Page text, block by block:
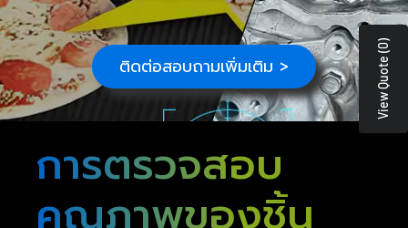
ติดต่อสอบถามเพิ่มเติม >
การตรวจสอบ
คุณภาพของชิ้น
View Quote (0)